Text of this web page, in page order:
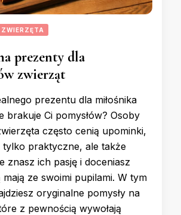
ZWIERZĘTA
prezenty dla
zwierząt
prezentu dla miłośnika
brakuje Ci pomysłów? Osoby
często cenią upominki,
tylko praktyczne, ale także
znasz ich pasję i doceniasz
mają ze swoimi pupilami. W tym
oryginalne pomysły na
z pewnością wywołają